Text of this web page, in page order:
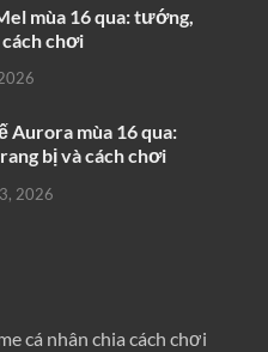
mùa 16 qua: tướng,
chơi
Aurora mùa 16 qua:
bị và cách chơi
2026
cá nhân chia cách chơi